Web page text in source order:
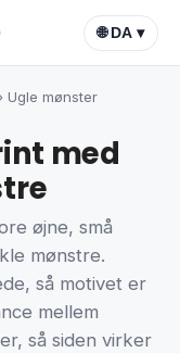
🌐 DA ▾
› Ugle mønster
med
øjne, små
mønstre.
så motivet er
mellem
så siden virker